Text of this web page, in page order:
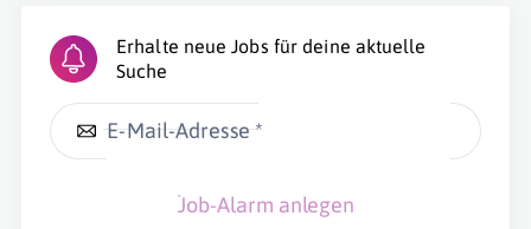
Erhalte neue Jobs für deine aktuelle
Suche
E-Mail-Adresse *
Job-Alarm anlegen